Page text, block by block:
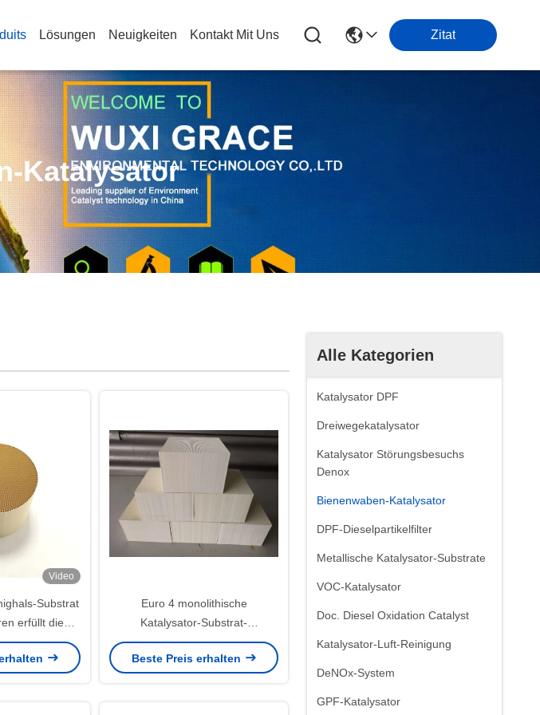
Lösungen Neuigkeiten Kontakt Mit Uns Zitat
Katalysator
Alle Kategorien
Katalysator DPF
Dreiwegekatalysator
Katalysator Störungsbesuchs
Denox
Bienenwaben-Katalysator
DPF-Dieselpartikelfilter
Metallische Katalysator-Substrate
VOC-Katalysator
Doc. Diesel Oxidation Catalyst
Katalysator-Luft-Reinigung
DeNOx-System
GPF-Katalysator
Video
Substrat
erfüllt die
EURO 6/VI
Euro 4 monolithische
Katalysator-Substrat-
Stützherstellung der
Bienenwaben-5 6
Beste Preis erhalten